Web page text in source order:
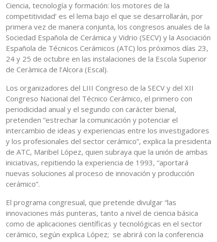
Ciencia, tecnología y formación: los motores de la
competitividad’ es el lema bajo el que se desarrollarán, por
primera vez de manera conjunta, los congresos anuales de la
Sociedad Española de Cerámica y Vidrio (SECV) y la Asociación
Española de Técnicos Cerámicos (ATC) los próximos días 23,
24 y 25 de octubre en las instalaciones de la Escola Superior
de Ceràmica de l’Alcora (Escal).
Los organizadores del LIII Congreso de la SECV y del XII
Congreso Nacional del Técnico Cerámico, el primero con
periodicidad anual y el segundo con carácter bienal,
pretenden “estrechar la comunicación y potenciar el
intercambio de ideas y experiencias entre los investigadores
y los profesionales del sector cerámico”, explica la presidenta
de ATC, Maribel López, quien subraya que la unión de ambas
iniciativas, repitiendo la experiencia de 1993, “aportará
nuevas soluciones al proceso de innovación y producción
cerámico”.
El programa congresual, que pretende divulgar “las
innovaciones más punteras, tanto a nivel de ciencia básica
como de aplicaciones científicas y tecnológicas en el sector
cerámico, según explica López; se abrirá con la conferencia